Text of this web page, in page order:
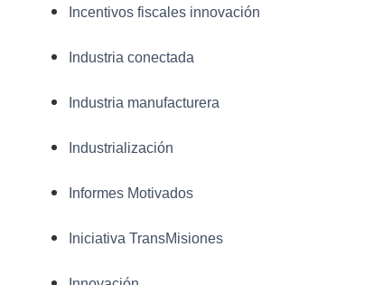
Incentivos fiscales innovación
Industria conectada
Industria manufacturera
Industrialización
Informes Motivados
Iniciativa TransMisiones